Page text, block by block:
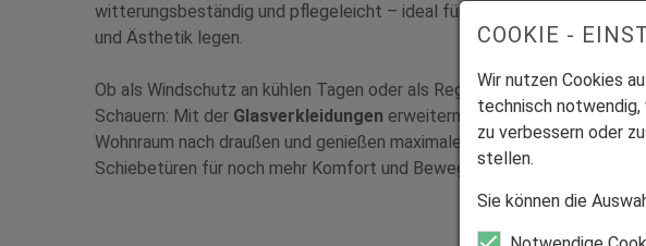
witterungsbeständig und pflegeleicht – ideal für alle, die Wert auf
und Ästhetik legen.
Ob als Windschutz an kühlen Tagen oder als Regenschutz bei
Schauern: Mit der Glasverkleidungen erweitern Sie Ihren geschützten
Wohnraum nach draußen und genießen maximale Flexibilität. Optional
Schiebetüren für noch mehr Komfort und Bewegungsfreiheit.
COOKIE -
Wir nutzen Cookies
technisch notwendig,
zu verbessern oder
stellen.
Sie können die